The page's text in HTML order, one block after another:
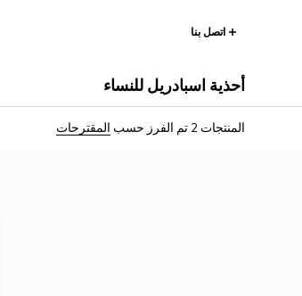
اتصل بنا
أحذية اسبادريل للنساء
المنتجات 2 تم الفرز حسب المقترحات